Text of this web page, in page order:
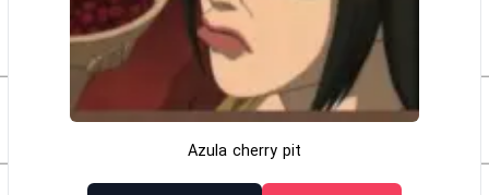
Azula cherry pit